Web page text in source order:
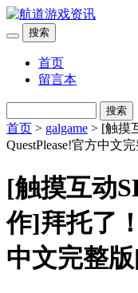
搜索
首页
留言本
搜索
首页 > galgame > [触摸
QuestPlease!官方中文
[触摸互动
作]拜托了
中文完整